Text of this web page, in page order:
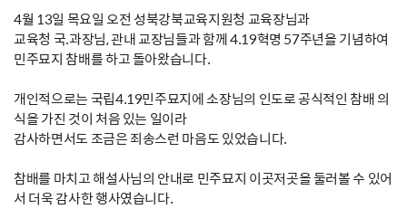
4월 13일 목요일 오전 성북강북교육지원청 교육장님과
교육청 국.과장님, 관내 교장님들과 함께 4.19혁명 57주년을 기념하여
민주묘지 참배를 하고 돌아왔습니다.
개인적으로는 국립4.19민주묘지에 소장님의 인도로 공식적인 참배 의
식을 가진 것이 처음 있는 일이라
감사하면서도 조금은 죄송스런 마음도 있었습니다.
참배를 마치고 해설사님의 안내로 민주묘지 이곳저곳을 둘러볼 수 있어
서 더욱 감사한 행사였습니다.